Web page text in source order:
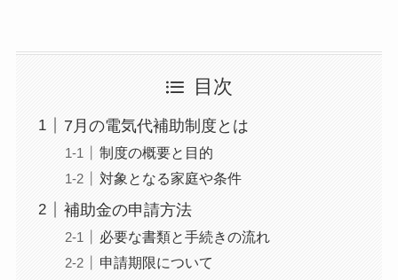
目次
7月の電気代補助制度とは
制度の概要と目的
対象となる家庭や条件
補助金の申請方法
必要な書類と手続きの流れ
申請期限について